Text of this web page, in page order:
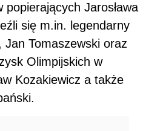
Jarosława
się m.in. legendarny
Tomaszewski oraz
Olimpijskich w
Kozakiewicz a także